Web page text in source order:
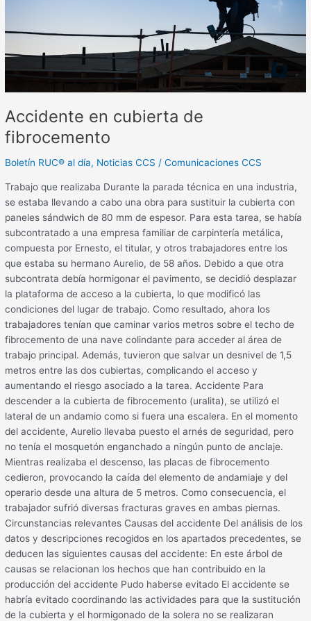
Accidente en cubierta de
fibrocemento
Boletín RUC® al día, Noticias CCS /Comunicaciones CCS
Trabajo que realizaba Durante la parada técnica en una industria,
se estaba llevando a cabo una obra para sustituir la cubierta con
paneles sándwich de 80 mm de espesor. Para esta tarea, se había
subcontratado a una empresa familiar de carpintería metálica,
compuesta por Ernesto, el titular, y otros trabajadores entre los
que estaba su hermano Aurelio, de 58 años. Debido a que otra
subcontrata debía hormigonar el pavimento, se decidió desplazar
la plataforma de acceso a la cubierta, lo que modificó las
condiciones del lugar de trabajo. Como resultado, ahora los
trabajadores tenían que caminar varios metros sobre el techo de
fibrocemento de una nave colindante para acceder al área de
trabajo principal. Además, tuvieron que salvar un desnivel de 1,5
metros entre las dos cubiertas, complicando el acceso y
aumentando el riesgo asociado a la tarea. Accidente Para
descender a la cubierta de fibrocemento (uralita), se utilizó el
lateral de un andamio como si fuera una escalera. En el momento
del accidente, Aurelio llevaba puesto el arnés de seguridad, pero
no tenía el mosquetón enganchado a ningún punto de anclaje.
Mientras realizaba el descenso, las placas de fibrocemento
cedieron, provocando la caída del elemento de andamiaje y del
operario desde una altura de 5 metros. Como consecuencia, el
trabajador sufrió diversas fracturas graves en ambas piernas.
Circunstancias relevantes Causas del accidente Del análisis de los
datos y descripciones recogidos en los apartados precedentes, se
deducen las siguientes causas del accidente: En este árbol de
causas se relacionan los hechos que han contribuido en la
producción del accidente Pudo haberse evitado El accidente se
habría evitado coordinando las actividades para que la sustitución
de la cubierta y el hormigonado de la solera no se realizaran